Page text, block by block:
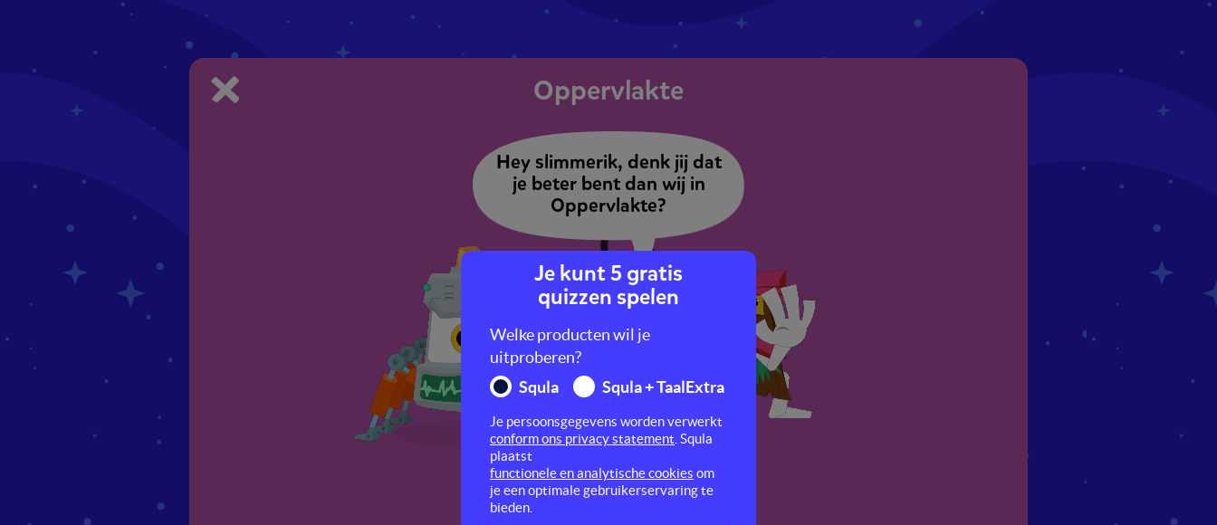
Oppervlakte
Hey slimmerik, denk jij dat
je beter bent dan wij in
Oppervlakte?
Je kunt 5 gratis
quizzen spelen
Welke producten wil je
uitproberen?
Squla
Squla + TaalExtra
Je persoonsgegevens worden verwerkt
conform ons privacy statement . Squla
plaatst
functionele en analytische cookies om
je een optimale gebruikerservaring te
bieden.